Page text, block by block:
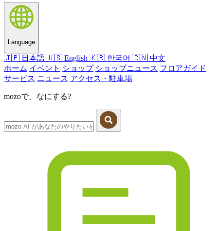
Language
🇯🇵 日本語 🇺🇸 English 🇰🇷 한국어 🇨🇳 中文
ホーム イベント ショップ ショップニュース フロアガイド
サービス ニュース アクセス・駐車場
mozoで、なにする?